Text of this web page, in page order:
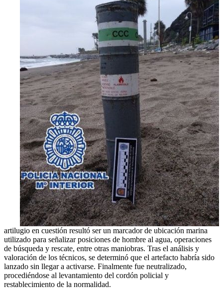
artilugio en cuestión resultó ser un marcador de ubicación marina
utilizado para señalizar posiciones de hombre al agua, operaciones
de búsqueda y rescate, entre otras maniobras. Tras el análisis y
valoración de los técnicos, se determinó que el artefacto habría sido
lanzado sin llegar a activarse. Finalmente fue neutralizado,
procediéndose al levantamiento del cordón policial y
restablecimiento de la normalidad.